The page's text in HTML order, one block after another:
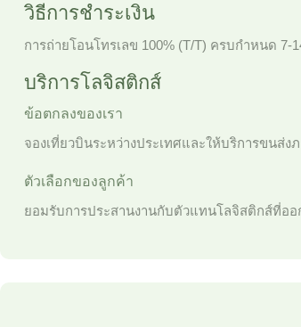
วิธีการชำระเงิน
การถ่ายโอนโทรเลข 100% (T/T) ครบกำหนด 7-
บริการโลจิสติกส์
ข้อตกลงของเรา
จองเที่ยวบินระหว่างประเทศและให้บริการขนส่ง
ตัวเลือกของลูกค้า
ยอมรับการประสานงานกับตัวแทนโลจิสติกส์ที่อ